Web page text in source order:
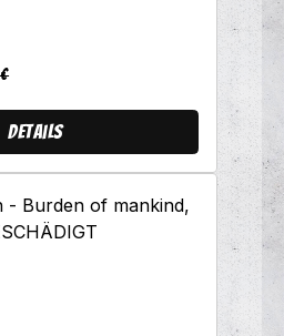
Preis:
Details